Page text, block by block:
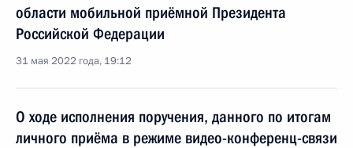
области мобильной приёмной Президента
Российской Федерации
31 мая 2022 года, 19:12
О ходе исполнения поручения, данного по итогам
личного приёма в режиме видео-конференц-связи